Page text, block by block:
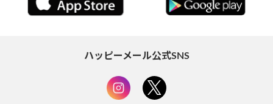
ハッピーメール公式SNS